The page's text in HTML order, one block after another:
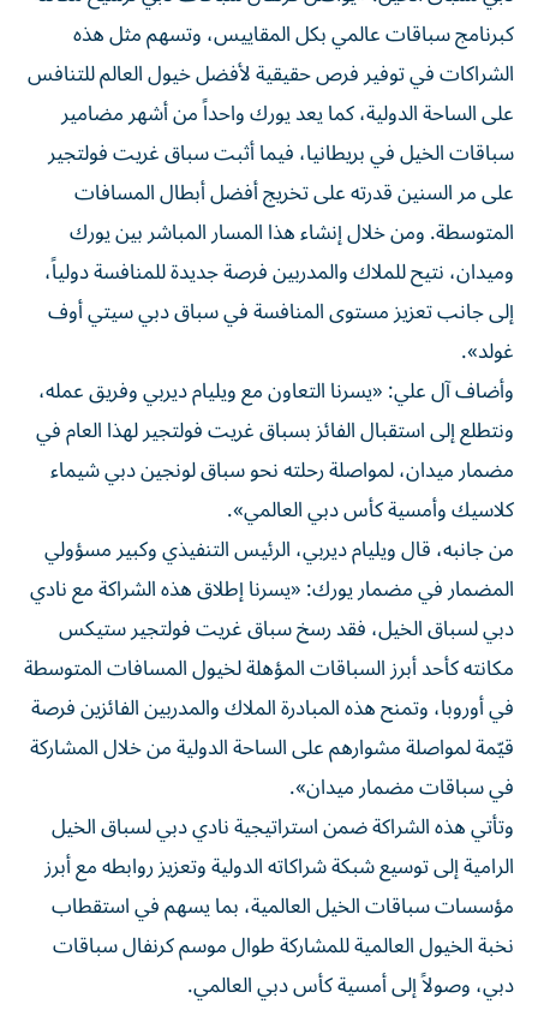
كبرنامج سباقات عالمي بكل المقاييس، وتسهم مثل هذه
الشراكات في توفير فرص حقيقية لأفضل خيول العالم للتنافس
على الساحة الدولية، كما يعد يورك واحداً من أشهر مضامير
سباقات الخيل في بريطانيا، فيما أثبت سباق غريت فولتجير
على مر السنين قدرته على تخريج أفضل أبطال المسافات
المتوسطة. ومن خلال إنشاء هذا المسار المباشر بين يورك
وميدان، نتيح للملاك والمدربين فرصة جديدة للمنافسة دولياً،
إلى جانب تعزيز مستوى المنافسة في سباق دبي سيتي أوف
غولد».
وأضاف آل علي: «يسرنا التعاون مع ويليام ديربي وفريق عمله،
ونتطلع إلى استقبال الفائز بسباق غريت فولتجير لهذا العام في
مضمار ميدان، لمواصلة رحلته نحو سباق لونجين دبي شيماء
كلاسيك وأمسية كأس دبي العالمي».
من جانبه، قال ويليام ديربي، الرئيس التنفيذي وكبير مسؤولي
المضمار في مضمار يورك: «يسرنا إطلاق هذه الشراكة مع نادي
دبي لسباق الخيل، فقد رسخ سباق غريت فولتجير ستيكس
مكانته كأحد أبرز السباقات المؤهلة لخيول المسافات المتوسطة
في أوروبا، وتمنح هذه المبادرة الملاك والمدربين الفائزين فرصة
قيّمة لمواصلة مشوارهم على الساحة الدولية من خلال المشاركة
في سباقات مضمار ميدان».
وتأتي هذه الشراكة ضمن استراتيجية نادي دبي لسباق الخيل
الرامية إلى توسيع شبكة شراكاته الدولية وتعزيز روابطه مع أبرز
مؤسسات سباقات الخيل العالمية، بما يسهم في استقطاب
نخبة الخيول العالمية للمشاركة طوال موسم كرنفال سباقات
دبي، وصولاً إلى أمسية كأس دبي العالمي.